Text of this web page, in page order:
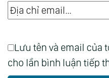
Lưu tên và email của
cho lần bình luận tiếp